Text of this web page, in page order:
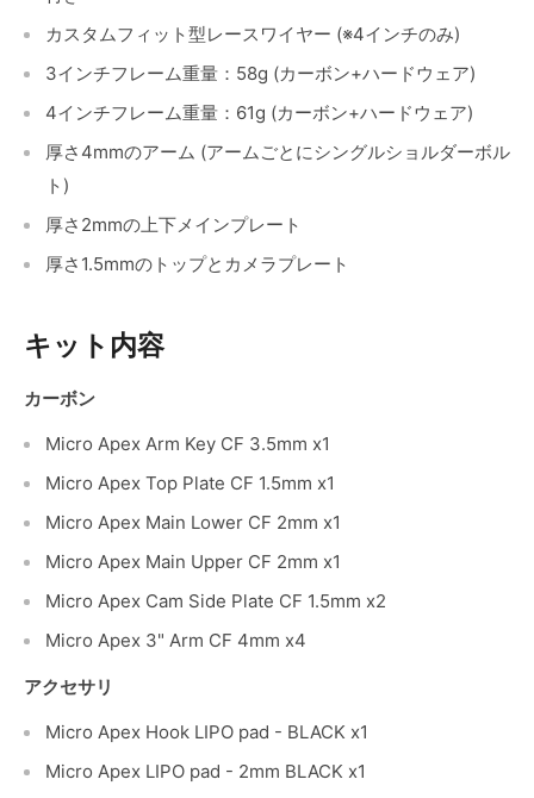
カスタムフィット型レースワイヤー (※4インチのみ)
3インチフレーム重量：58g (カーボン+ハードウェア)
4インチフレーム重量：61g (カーボン+ハードウェア)
厚さ4mmのアーム (アームごとにシングルショルダーボル
ト)
厚さ2mmの上下メインプレート
厚さ1.5mmのトップとカメラプレート
キット内容
カーボン
Micro Apex Arm Key CF 3.5mm x1
Micro Apex Top Plate CF 1.5mm x1
Micro Apex Main Lower CF 2mm x1
Micro Apex Main Upper CF 2mm x1
Micro Apex Cam Side Plate CF 1.5mm x2
Micro Apex 3" Arm CF 4mm x4
アクセサリ
Micro Apex Hook LIPO pad - BLACK x1
Micro Apex LIPO pad - 2mm BLACK x1